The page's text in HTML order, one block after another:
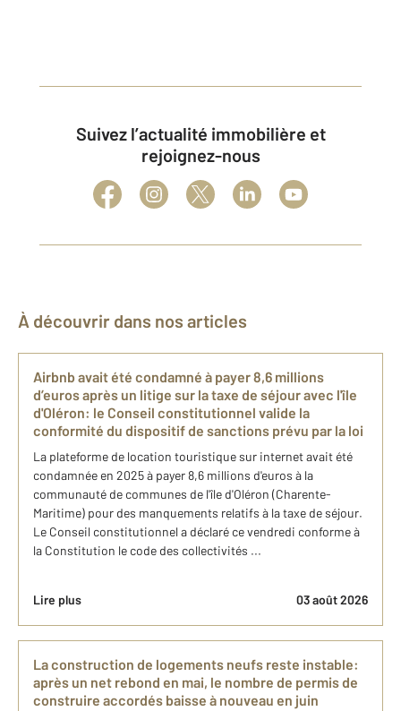
Suivez l’actualité immobilière et
rejoignez-nous
À découvrir dans nos articles
Airbnb avait été condamné à payer 8,6 millions
d’euros après un litige sur la taxe de séjour avec l'île
d'Oléron: le Conseil constitutionnel valide la
conformité du dispositif de sanctions prévu par la loi
La plateforme de location touristique sur internet avait été
condamnée en 2025 à payer 8,6 millions d'euros à la
communauté de communes de l'île d'Oléron (Charente-
Maritime) pour des manquements relatifs à la taxe de séjour.
Le Conseil constitutionnel a déclaré ce vendredi conforme à
la Constitution le code des collectivités ...
Lire plus 03 août 2026
La construction de logements neufs reste instable:
après un net rebond en mai, le nombre de permis de
construire accordés baisse à nouveau en juin